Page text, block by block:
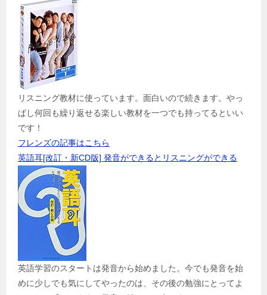
リスニング教材に使っています。面白いので続きます。やっ
ぱし何回も繰り返せる楽しい教材を一つでも持ってるといい
です！
フレンズの記事はこちら
英語耳[改訂・新CD版] 発音ができるとリスニングができる
英語学習のスタートは発音から始めました。今でも発音を始
めに少しでも気にしてやったのは、その後の勉強にとってよ